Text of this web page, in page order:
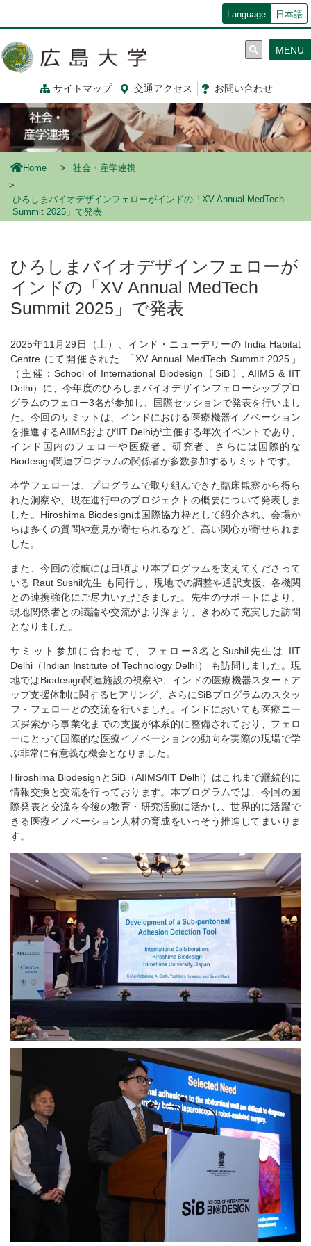
コ
ン
ツ
に
移
動
Language 日本語
サイトマップ 交通アクセス お問い合わせ
MENU
Home 社会・産学連携
ひろしまバイオデザインフェローがインドの「XV Annual MedTech
Summit 2025」で発表
ひろしまバイオデザインフェローが
インドの「XV Annual MedTech
Summit 2025」で発表
2025年11月29日（土）、インド・ニューデリーの India Habitat
Centre にて開催された 「XV Annual MedTech Summit 2025」
（主催：School of International Biodesign〔SiB〕, AIIMS & IIT
Delhi）に、今年度のひろしまバイオデザインフェローシッププロ
グラムのフェロー3名が参加し、国際セッションで発表を行いまし
た。今回のサミットは、インドにおける医療機器イノベーション
を推進するAIIMSおよびIIT Delhiが主催する年次イベントであり、
インド国内のフェローや医療者、研究者、さらには国際的な
Biodesign関連プログラムの関係者が多数参加するサミットです。
本学フェローは、プログラムで取り組んできた臨床観察から得ら
れた洞察や、現在進行中のプロジェクトの概要について発表しま
した。Hiroshima Biodesignは国際協力枠として紹介され、会場か
らは多くの質問や意見が寄せられるなど、高い関心が寄せられま
した。
また、今回の渡航には日頃より本プログラムを支えてくださって
いる Raut Sushil先生 も同行し、現地での調整や通訳支援、各機関
との連携強化にご尽力いただきました。先生のサポートにより、
現地関係者との議論や交流がより深まり、きわめて充実した訪問
となりました。
サミット参加に合わせて、フェロー3名とSushil先生は IIT
Delhi（Indian Institute of Technology Delhi） も訪問しました。現
地ではBiodesign関連施設の視察や、インドの医療機器スタートア
ップ支援体制に関するヒアリング、さらにSiBプログラムのスタッ
フ・フェローとの交流を行いました。インドにおいても医療ニー
ズ探索から事業化までの支援が体系的に整備されており、フェロ
ーにとって国際的な医療イノベーションの動向を実際の現場で学
ぶ非常に有意義な機会となりました。
Hiroshima BiodesignとSiB（AIIMS/IIT Delhi）はこれまで継続的に
情報交換と交流を行っております。本プログラムでは、今回の国
際発表と交流を今後の教育・研究活動に活かし、世界的に活躍で
きる医療イノベーション人材の育成をいっそう推進してまいりま
す。